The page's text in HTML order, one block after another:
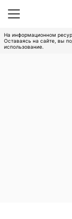
На информационном
Оставаясь на сайте, вы
использование.